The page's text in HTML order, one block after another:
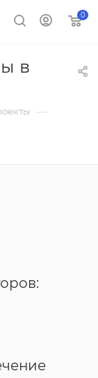
0
в
—